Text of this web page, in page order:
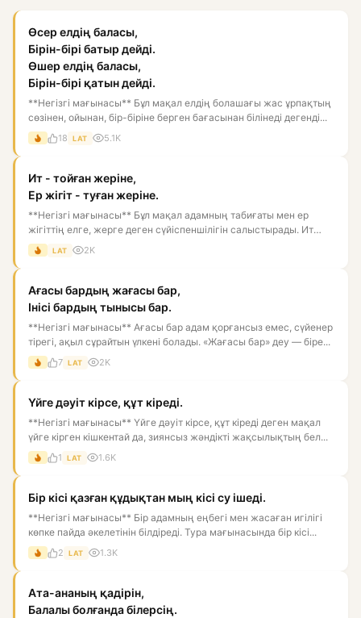
Өсер елдің баласы,
Бірін-бірі батыр дейді.
Өшер елдің баласы,
Бірін-бірі қатын дейді.
**Негізгі мағынасы** Бұл мақал елдің болашағы жас ұрпақтың
сөзінен, ойынан, бір-біріне берген бағасынан білінеді дегенді...
18 LAT 5.1K
Ит - тойған жеріне,
Ер жігіт - туған жеріне.
**Негізгі мағынасы** Бұл мақал адамның табиғаты мен ер
жігіттің елге, жерге деген сүйіспеншілігін салыстырады. Ит
тойған...
LAT 2K
Ағасы бардың жағасы бар,
Інісі бардың тынысы бар.
**Негізгі мағынасы** Ағасы бар адам қорғансыз емес, сүйенер
тірегі, ақыл сұрайтын үлкені болады. «Жағасы бар» деу — біре...
7 LAT 2K
Үйге дәуіт кірсе, құт кіреді.
**Негізгі мағынасы** Үйге дәуіт кірсе, құт кіреді деген мақал
үйге кірген кішкентай да, зиянсыз жәндікті жақсылықтың бел...
1 LAT 1.6K
Бір кісі қазған құдықтан мың кісі су ішеді.
**Негізгі мағынасы** Бір адамның еңбегі мен жасаған игілігі
көпке пайда әкелетінін білдіреді. Тура мағынасында бір кісі...
2 LAT 1.3K
Ата-ананың қадірін,
Балалы болғанда білерсің.